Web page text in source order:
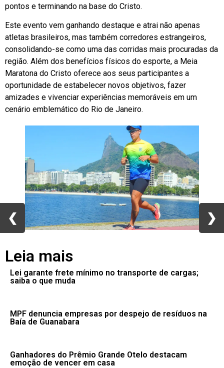
pontos e terminando na base do Cristo.
Este evento vem ganhando destaque e atrai não apenas
atletas brasileiros, mas também corredores estrangeiros,
consolidando-se como uma das corridas mais procuradas da
região. Além dos benefícios físicos do esporte, a Meia
Maratona do Cristo oferece aos seus participantes a
oportunidade de estabelecer novos objetivos, fazer
amizades e vivenciar experiências memoráveis em um
cenário emblemático do Rio de Janeiro.
Leia mais
Lei garante frete mínimo no transporte de cargas;
saiba o que muda
MPF denuncia empresas por despejo de resíduos na
Baía de Guanabara
Ganhadores do Prêmio Grande Otelo destacam
emoção de vencer em casa
❮ ❯
❮ ❯